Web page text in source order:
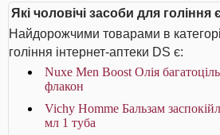
Які чоловічі засоби для
Найдорожчими товарами в
гоління інтернет-аптеки DS є:
Nuxe Men Boost Олія
флакон
Vichy Homme Бальзам
мл 1 туба